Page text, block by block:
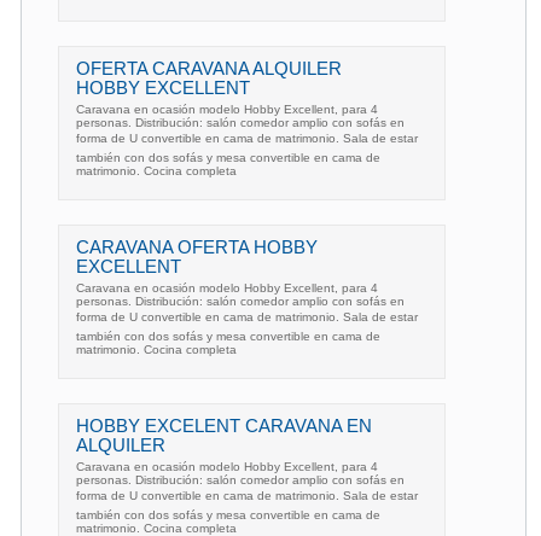
OFERTA CARAVANA ALQUILER
HOBBY EXCELLENT
Caravana en ocasión modelo Hobby Excellent, para 4
personas. Distribución: salón comedor amplio con sofás en
forma de U convertible en cama de matrimonio. Sala de estar
también con dos sofás y mesa convertible en cama de
matrimonio. Cocina completa
CARAVANA OFERTA HOBBY
EXCELLENT
Caravana en ocasión modelo Hobby Excellent, para 4
personas. Distribución: salón comedor amplio con sofás en
forma de U convertible en cama de matrimonio. Sala de estar
también con dos sofás y mesa convertible en cama de
matrimonio. Cocina completa
HOBBY EXCELENT CARAVANA EN
ALQUILER
Caravana en ocasión modelo Hobby Excellent, para 4
personas. Distribución: salón comedor amplio con sofás en
forma de U convertible en cama de matrimonio. Sala de estar
también con dos sofás y mesa convertible en cama de
matrimonio. Cocina completa